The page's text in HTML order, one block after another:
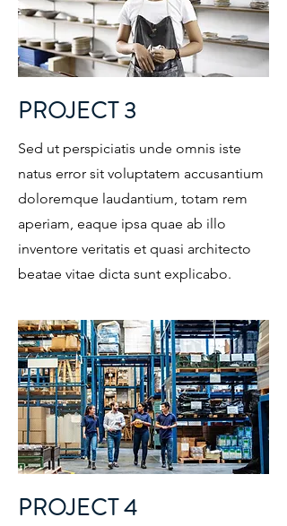
PROJECT 3
Sed ut perspiciatis unde omnis iste
natus error sit voluptatem accusantium
doloremque laudantium, totam rem
aperiam, eaque ipsa quae ab illo
inventore veritatis et quasi architecto
beatae vitae dicta sunt explicabo.
PROJECT 4